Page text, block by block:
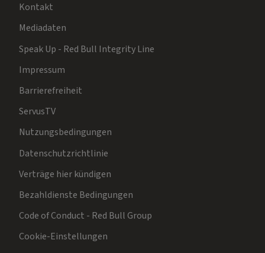
Kontakt
Mediadaten
Speak Up - Red Bull Integrity Line
Impressum
Barrierefreiheit
ServusTV
Nutzungsbedingungen
Datenschutzrichtlinie
Verträge hier kündigen
Bezahldienste Bedingungen
Code of Conduct - Red Bull Group
Cookie-Einstellungen